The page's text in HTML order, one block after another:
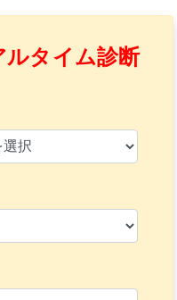
タイム診断